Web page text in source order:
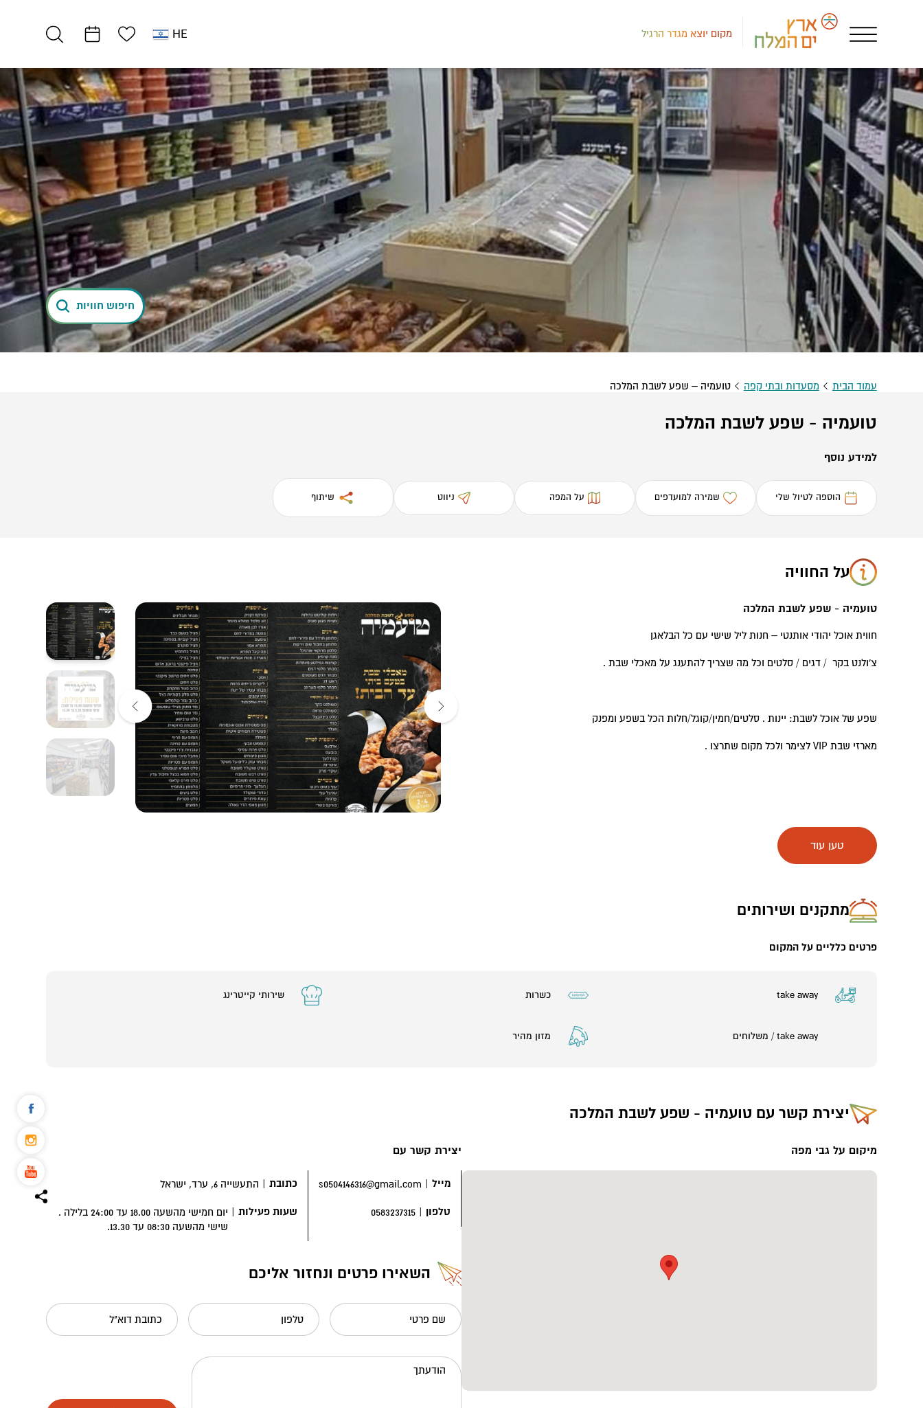
מקום יוצא מגדר הרגיל HE
רשימת מועדפים
חיפוש חוויות
עמוד הבית מסעדות ובתי קפה טועמיה – שפע לשבת המלכה
טועמיה - שפע לשבת המלכה
למידע נוסף
הוספה לטיול שלי שמירה למועדפים על המפה ניווט שיתוף
על החוויה
טועמיה - שפע לשבת המלכה
חווית אוכל יהודי אותנטי – חנות ליל שישי עם כל הבלאגן
צ'ולנט בקר / דגים / סלטים וכל מה שצריך להתענג על מאכלי שבת .
שפע של אוכל לשבת: יינות . סלטים/חמין/קוגל/חלות הכל בשפע ומפנק
מארזי שבת VIP לצימר ולכל מקום שתרצו .
טען עוד
מתקנים ושירותים
פרטים כלליים על המקום
take away
take away / משלוחים
כשרות
מזון מהיר
שירותי קייטרינג
יצירת קשר עם טועמיה - שפע לשבת המלכה
מיקום על גבי מפה יצירת קשר עם
מייל |
s0504146316@gmail.com כתובת | התעשייה 6, ערד, ישראל
טלפון |
0583237315 שעות פעילות | יום חמישי מהשעה 18.00 עד 24:00 בלילה .
שישי מהשעה 08:30 עד 13.30.
השאירו פרטים ונחזור אליכם
שם פרטי טלפון כתובת דוא"ל
הודעתך
אטרקציות וסדנאות
סולריום 400-